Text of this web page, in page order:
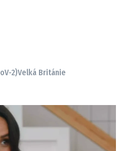
2)Velká Británie